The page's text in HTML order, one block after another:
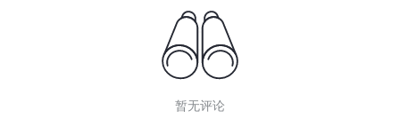
暂无评论